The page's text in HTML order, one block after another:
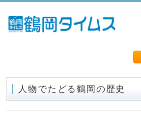
人物でたどる鶴岡の歴史